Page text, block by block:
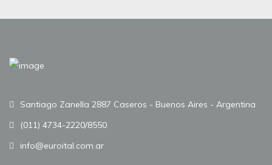
Santiago Zanella 2887 Caseros - Buenos Aires - Argentina
(011) 4734-2220/8550
info@euroital.com.ar